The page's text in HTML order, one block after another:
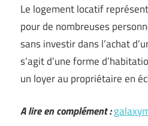
Le logement locatif
pour de nombreuses
sans investir dans l’achat
s’agit d’une forme
un loyer au propriétaire en
A lire en complément :